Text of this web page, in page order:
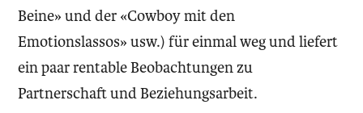
Beine» und der «Cowboy mit den
Emotionslassos» usw.) für einmal weg und liefert
ein paar rentable Beobachtungen zu
Partnerschaft und Beziehungsarbeit.